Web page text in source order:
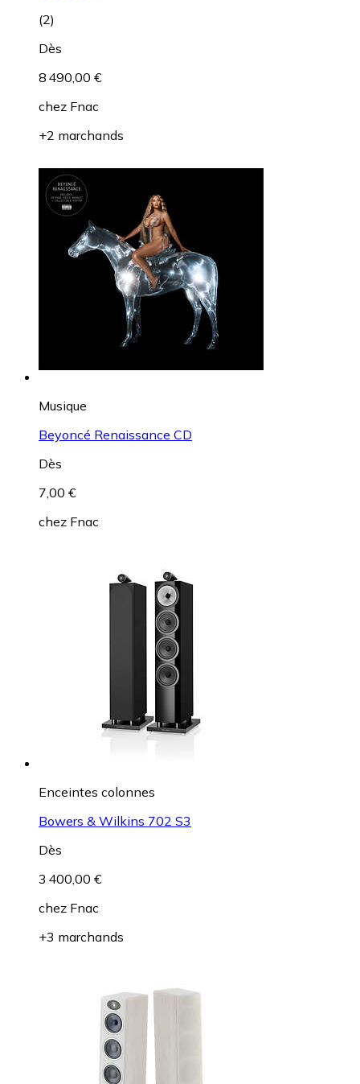
(2)
Dès
8 490,00 €
chez Fnac
+2 marchands
Musique
Beyoncé Renaissance CD
Dès
7,00 €
chez Fnac
Enceintes colonnes
Bowers & Wilkins 702 S3
Dès
3 400,00 €
chez Fnac
+3 marchands